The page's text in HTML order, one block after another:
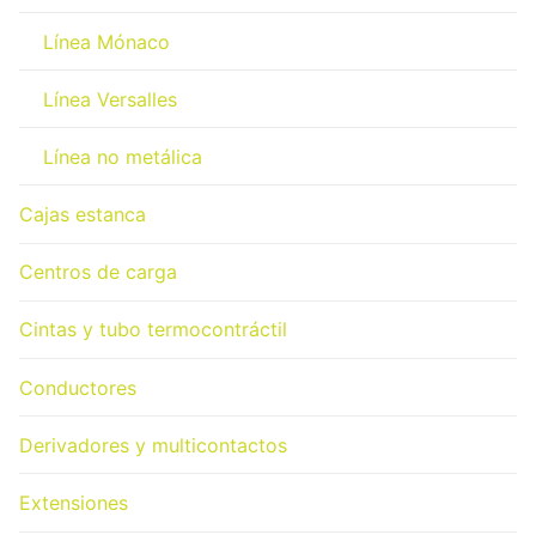
Línea Mónaco
Línea Versalles
Línea no metálica
Cajas estanca
Centros de carga
Cintas y tubo termocontráctil
Conductores
Derivadores y multicontactos
Extensiones